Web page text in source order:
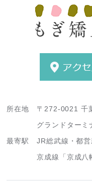
所在地
〒272-0021 千
グランドターミ
最寄駅
JR総武線・都
京成線「京成八